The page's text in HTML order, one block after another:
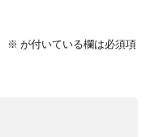
※ が付いている欄は必須項